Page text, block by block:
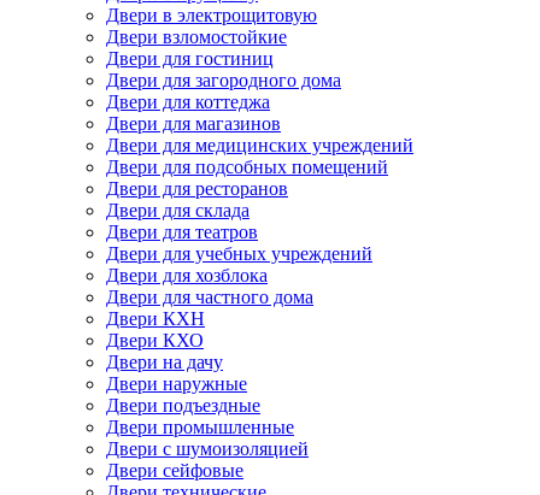
Двери в электрощитовую
Двери взломостойкие
Двери для гостиниц
Двери для загородного дома
Двери для коттеджа
Двери для магазинов
Двери для медицинских учреждений
Двери для подсобных помещений
Двери для ресторанов
Двери для склада
Двери для театров
Двери для учебных учреждений
Двери для хозблока
Двери для частного дома
Двери КХН
Двери КХО
Двери на дачу
Двери наружные
Двери подъездные
Двери промышленные
Двери с шумоизоляцией
Двери сейфовые